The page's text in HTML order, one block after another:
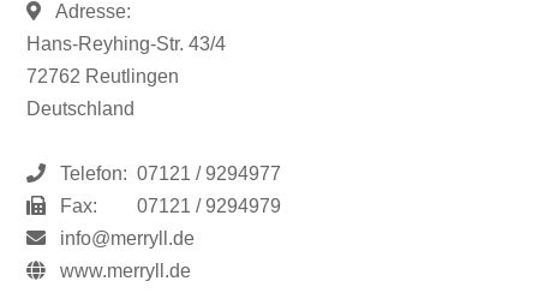
Adresse:
Hans-Reyhing-Str. 43/4
72762 Reutlingen
Deutschland
Telefon: 07121 / 9294977
Fax:
07121 / 9294979
info@merryll.de
www.merryll.de